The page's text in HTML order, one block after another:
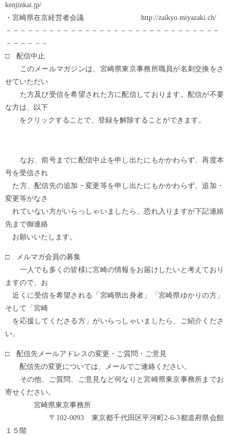
kenjinkai.jp/
・宮崎県在京経営者会議 http://zaikyo.miyazaki.ch/
－－－－－－－－－－－－－－－－－－－－－－－－－－－－－－
－－－－－－
□ 配信中止
このメールマガジンは、宮崎県東京事務所職員が名刺交換をさ
せていただい
た方及び受信を希望された方に配信しております。配信が不要
な方は、以下
をクリックすることで、登録を解除することができます。
なお、前号までに配信中止を申し出たにもかかわらず、再度本
号を受信され
た方、配信先の追加・変更等を申し出たにもかかわらず、追加・
変更等がなさ
れていない方がいらっしゃいましたら、恐れ入りますが下記連絡
先まで御連絡
お願いいたします。
□ メルマガ会員の募集
一人でも多くの皆様に宮崎の情報をお届けしたいと考えており
ますので、お
近くに受信を希望される「宮崎県出身者」「宮崎県ゆかりの方」
そして「宮崎
を応援してくださる方」がいらっしゃいましたら、ご紹介くださ
い。
□ 配信先メールアドレスの変更・ご質問・ご意見
配信先の変更については、メールでご連絡ください。
その他、ご質問、ご意見など何なりと宮崎県東京事務所までお
寄せください。
宮崎県東京事務所
〒102-0093 東京都千代田区平河町2-6-3都道府県会館
１５階